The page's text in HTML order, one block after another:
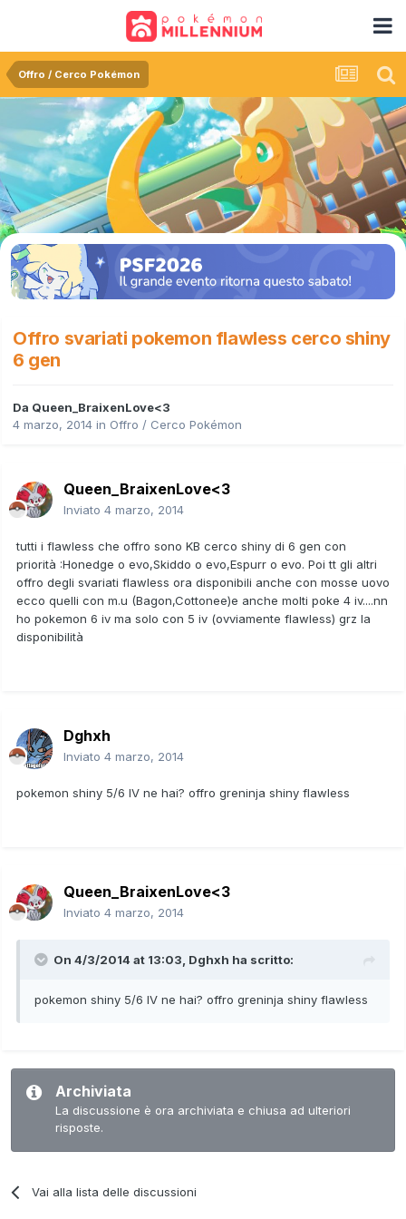
Offro / Cerco Pokémon
Offro svariati pokemon flawless cerco shiny
6 gen
Da Queen_BraixenLove<3
4 marzo, 2014 in Offro / Cerco Pokémon
Queen_BraixenLove<3
Inviato 4 marzo, 2014
tutti i flawless che offro sono KB cerco shiny di 6 gen con
priorità :Honedge o evo,Skiddo o evo,Espurr o evo. Poi tt gli altri
offro degli svariati flawless ora disponibili anche con mosse uovo
ecco quelli con m.u (Bagon,Cottonee)e anche molti poke 4 iv....nn
ho pokemon 6 iv ma solo con 5 iv (ovviamente flawless) grz la
disponibilità
Dghxh
Inviato 4 marzo, 2014
pokemon shiny 5/6 IV ne hai? offro greninja shiny flawless
Queen_BraixenLove<3
Inviato 4 marzo, 2014
On 4/3/2014 at 13:03, Dghxh ha scritto:
pokemon shiny 5/6 IV ne hai? offro greninja shiny flawless
Archiviata
La discussione è ora archiviata e chiusa ad ulteriori
risposte.
Vai alla lista delle discussioni